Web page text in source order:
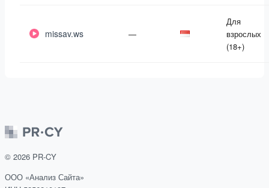
missav.ws —
Для
взрослых
(18+)
© 2026 PR-CY
ООО «Анализ Сайта»